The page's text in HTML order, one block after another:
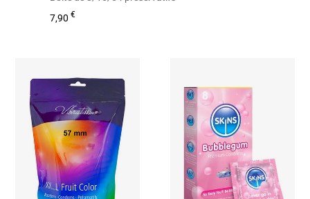
7,90€